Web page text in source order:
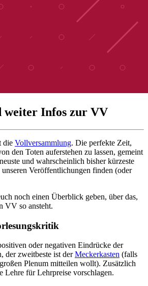
weiter Infos zur VV
die Vollversammlung. Die perfekte Zeit,
den Toten auferstehen zu lassen, gemeint
und wahrscheinlich bisher kürzeste
Veröffentlichungen finden (oder
noch einen Überblick geben, über das,
VV so ansteht.
oder negativen Eindrücke der
der zweitbeste ist derMeckerkasten (falls
Plenum mitteilen wollt). Zusätzlich
Lehre für Lehrpreise vorschlagen.